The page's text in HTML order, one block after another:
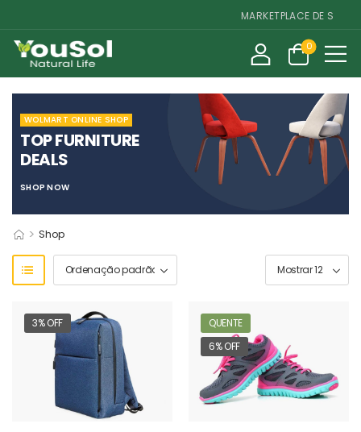
MARKETPLACE DE
0
WOLMART ONLINE SHOP
TOP FURNITURE
DEALS
SHOP NOW
> Shop
3% OFF
QUENTE
6% OFF